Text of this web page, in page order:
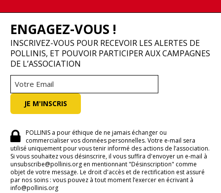
ENGAGEZ-VOUS !
INSCRIVEZ-VOUS POUR RECEVOIR LES ALERTES DE
POLLINIS, ET POUVOIR PARTICIPER AUX CAMPAGNES
DE L’ASSOCIATION
POLLINIS a pour éthique de ne jamais échanger ou
commercialiser vos données personnelles. Votre e-mail sera
utilisé uniquement pour vous tenir informé des actions de l’association.
Si vous souhaitez vous désinscrire, il vous suffira d'envoyer un e-mail à
unsubscribe@pollinis.org en mentionnant "Désinscription" comme
objet de votre message. Le droit d'accès et de rectification est assuré
par nos soins : vous pouvez à tout moment l’exercer en écrivant à
info@pollinis.org